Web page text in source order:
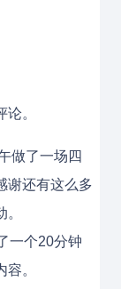
。
做了一场四
谢还有这么多
一个20分钟
。